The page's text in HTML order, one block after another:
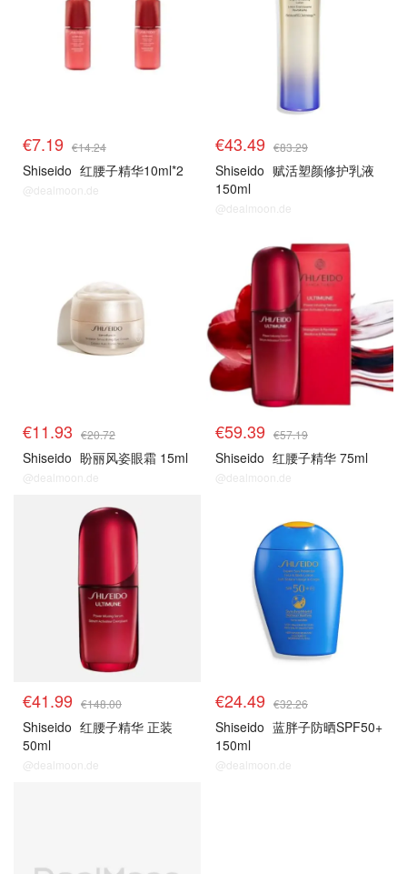
€7.19 €14.24
Shiseido 红腰子精华10ml*2
@dealmoon.de
€43.49 €83.29
Shiseido 赋活塑颜修护乳液
150ml
@dealmoon.de
€11.93 €20.72
Shiseido 盼丽风姿眼霜 15ml
@dealmoon.de
€59.39 €57.19
Shiseido 红腰子精华 75ml
@dealmoon.de
€41.99 €148.00
Shiseido 红腰子精华 正装
50ml
@dealmoon.de
€24.49 €32.26
Shiseido 蓝胖子防晒SPF50+
150ml
@dealmoon.de